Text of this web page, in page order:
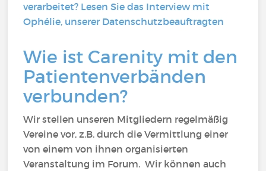
verarbeitet? Lesen Sie das Interview mit
Ophélie, unserer Datenschutzbeauftragten
Wie ist Carenity mit den
Patientenverbänden
verbunden?
Wir stellen unseren Mitgliedern regelmäßig
Vereine vor, z.B. durch die Vermittlung einer
von einem von ihnen organisierten
Veranstaltung im Forum. Wir können auch